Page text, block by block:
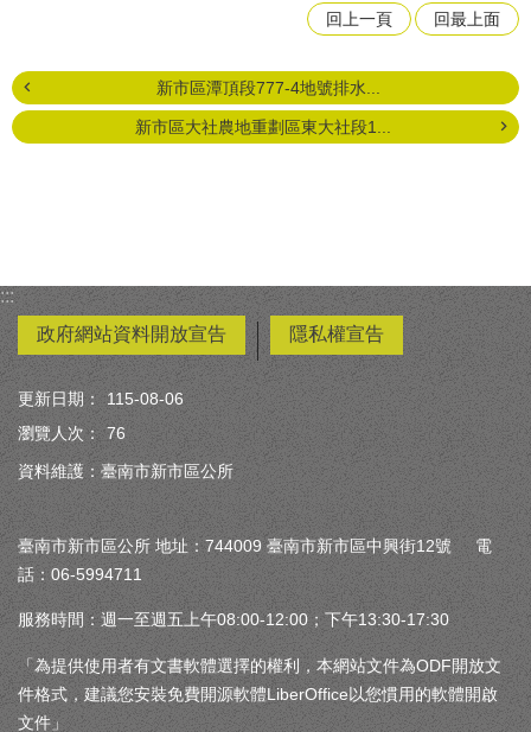
回上一頁 回最上面
新市區潭頂段777-4地號排水...
新市區大社農地重劃區東大社段1...
:::
政府網站資料開放宣告
隱私權宣告
更新日期：
115-08-06
瀏覽人次：
76
資料維護：臺南市新市區公所
臺南市新市區公所 地址：744009 臺南市新市區中興街12號 電
話：06-5994711
服務時間：週一至週五上午08:00-12:00；下午13:30-17:30
「為提供使用者有文書軟體選擇的權利，本網站文件為ODF開放文
件格式，建議您安裝免費開源軟體LiberOffice以您慣用的軟體開啟
文件」